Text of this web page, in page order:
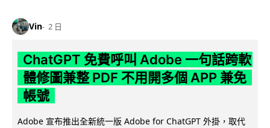
Vin 2 日
ChatGPT 免費呼叫 Adobe 一句話跨軟
體修圖兼整 PDF 不用開多個 APP 兼免
帳號
Adobe 宣布推出全新統一版 Adobe for ChatGPT 外掛，取代